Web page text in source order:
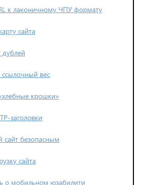
к лаконичному ЧПУ формату
сайта
дублей
ссылочный вес
крошки»
заголовки
сайт безопасным
сайта
о мобильном юзабилити